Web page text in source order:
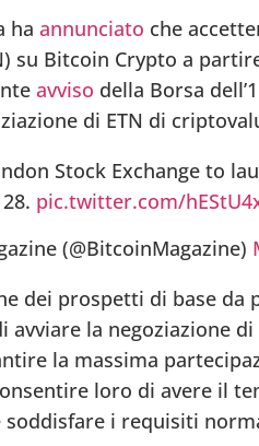
ha annunciato che
su Bitcoin Crypto a
avviso della Borsa
di ETN di
Stock Exchange to
pic.twitter.com/
(@BitcoinMagazine)
dei prospetti di base da
avviare la negoziazione
la massima
loro di avere il
soddisfare i requisiti